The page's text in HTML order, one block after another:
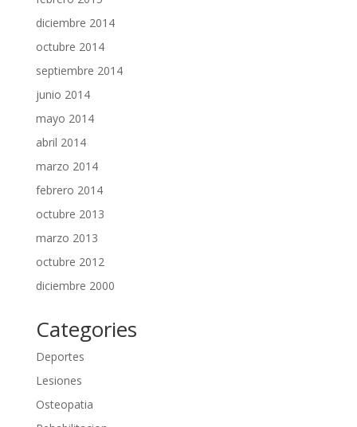
diciembre 2014
octubre 2014
septiembre 2014
junio 2014
mayo 2014
abril 2014
marzo 2014
febrero 2014
octubre 2013
marzo 2013
octubre 2012
diciembre 2000
Categories
Deportes
Lesiones
Osteopatia